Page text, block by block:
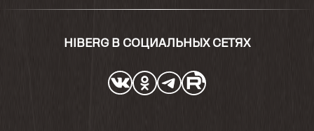
HIBERG В СОЦИАЛЬНЫХ СЕТЯХ